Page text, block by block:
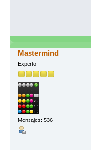
Mastermind
Experto
Mensajes: 536